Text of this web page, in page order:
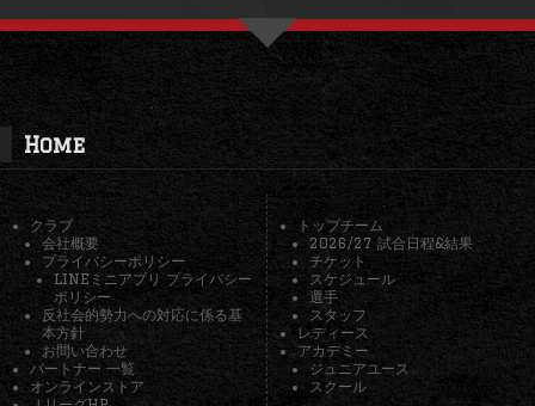
Home
クラブ
会社概要
プライバシーポリシー
LINEミニアプリ プライバシー
ポリシー
反社会的勢力への対応に係る基
本方針
お問い合わせ
パートナー 一覧
オンラインストア
トップチーム
2026/27 試合日程&結果
チケット
スケジュール
選手
スタッフ
レディース
アカデミー
ジュニアユース
スクール